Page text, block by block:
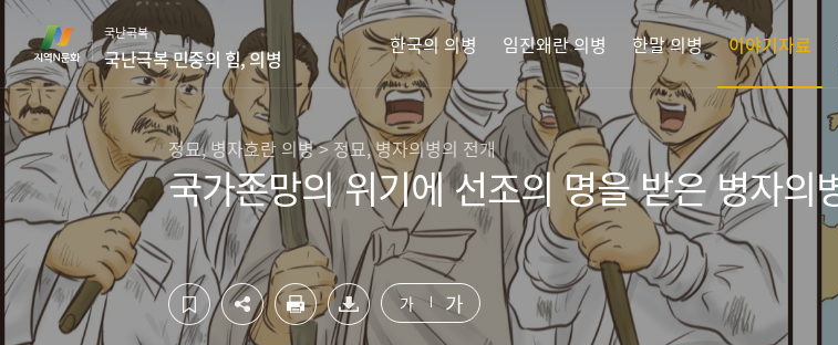
컨
츠
영
역
바
로
가
기
하
영
역
바
로
가
기
국난극복
국난극복 민중의 힘, 의병
한국의 의병 임진왜란 의병 한말 의병 이야기자료
정묘, 병자호란 의병 > 정묘, 병자의병의 전개
국가존망의 위기에 선조의 명을 받은 병자의
가 가